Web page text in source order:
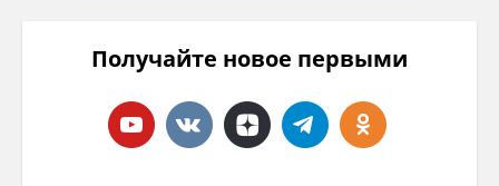
Получайте новое первыми